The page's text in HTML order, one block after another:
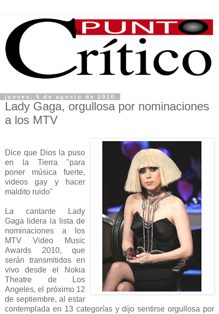
jueves, 5 de agosto de 2010
Lady Gaga, orgullosa por nominaciones
a los MTV
Dice que Dios la puso
en la Tierra "para
poner música fuerte,
videos gay y hacer
maldito ruido"
La cantante Lady
Gaga lidera la lista de
nominaciones a los
MTV Video Music
Awards 2010, que
serán transmitidos en
vivo desde el Nokia
Theatre de Los
Angeles, el próximo 12
de septiembre, al estar
contemplada en 13 categorías y dijo sentirse orgullosa por